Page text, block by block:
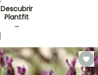
Descubrir
Plantfit
→